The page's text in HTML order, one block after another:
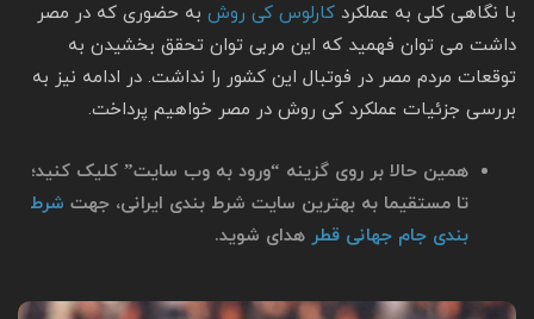
با نگاهی کلی به عملکرد کارلوس کی روش به حضوری که در مصر
داشت می توان فهمید که این مربی توان تحقق بخشیدن به
توقعات مردم مصر در فوتبال این کشور را نداشت. در ادامه نیز به
بررسی جزئیات عملکرد کی روش در مصر خواهیم پرداخت.
همین حالا بر روی گزینه “ورود به وب سایت” کلیک کنید؛
تا مستقیما به بهترین سایت شرط بندی ایرانی، جهت شرط
بندی جام جهانی قطر هدای شوید.